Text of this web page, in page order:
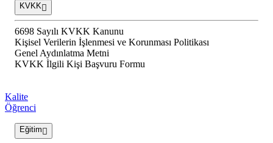
KVKK
6698 Sayılı KVKK Kanunu
Kişisel Verilerin İşlenmesi ve Korunması Politikası
Genel Aydınlatma Metni
KVKK İlgili Kişi Başvuru Formu
Kalite
Öğrenci
Eğitim